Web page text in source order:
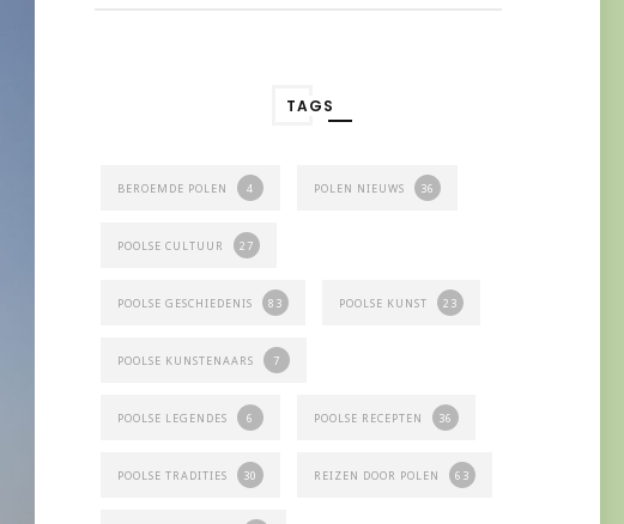
TAGS
BEROEMDE POLEN 4 POLEN NIEUWS 36
POOLSE CULTUUR 27
POOLSE GESCHIEDENIS 83 POOLSE KUNST 23
POOLSE KUNSTENAARS 7
POOLSE LEGENDES 6 POOLSE RECEPTEN 36
POOLSE TRADITIES 30 REIZEN DOOR POLEN 63